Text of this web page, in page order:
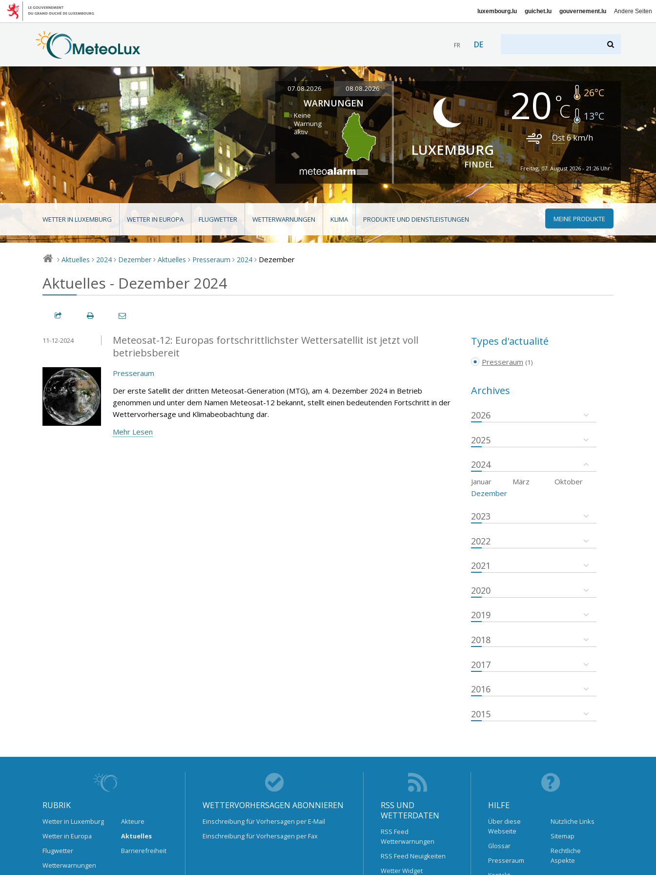
luxembourg.lu guichet.lu gouvernement.lu Andere Seiten
FR DE
07.08.2026 08.08.2026
WARNUNGEN
Keine
Warnung
aktiv
LUXEMBURG
FINDEL
20 26°C
13°C
Ost6km/h
Freitag, 07. August 2026 - 21:26 Uhr
WETTER IN LUXEMBURG WETTER IN EUROPA FLUGWETTER WETTERWARNUNGEN KLIMA PRODUKTE UND DIENSTLEISTUNGEN MEINE PRODUKTE
> Aktuelles > 2024 > Dezember > Aktuelles > Presseraum > 2024 > Dezember
Aktuelles - Dezember 2024
Meteosat-12: Europas fortschrittlichster Wettersatellit ist jetzt voll
betriebsbereit
11-12-2024
Presseraum
Der erste Satellit der dritten Meteosat-Generation (MTG), am 4. Dezember 2024 in Betrieb
genommen und unter dem Namen Meteosat-12 bekannt, stellt einen bedeutenden Fortschritt in der
Wettervorhersage und Klimabeobachtung dar.
Mehr Lesen
Types d'actualité
Presseraum (1)
Archives
2026
2025
2024
Januar März
Oktober
Dezember
2023
2022
2021
2020
2019
2018
2017
2016
2015
RUBRIK
Wetter in Luxemburg
Wetter in Europa
Flugwetter
Wetterwarnungen
Akteure
Aktuelles
Barrierefreiheit
WETTERVORHERSAGEN ABONNIEREN
Einschreibung für Vorhersagen per E-Mail
Einschreibung für Vorhersagen per Fax
RSS UND
WETTERDATEN
RSS Feed
Wetterwarnungen
RSS Feed Neuigkeiten
Wetter Widget
HILFE
Über diese
Webseite
Glossar
Presseraum
Nützliche Links
Sitemap
Rechtliche
Aspekte